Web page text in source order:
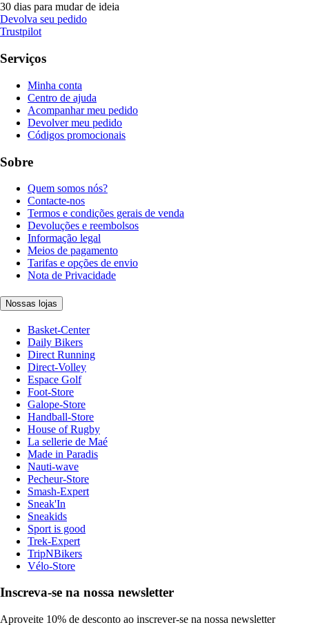
30 dias para mudar de ideia
Devolva seu pedido
Trustpilot
Serviços
Minha conta
Centro de ajuda
Acompanhar meu pedido
Devolver meu pedido
Códigos promocionais
Sobre
Quem somos nós?
Contacte-nos
Termos e condições gerais de venda
Devoluções e reembolsos
Informação legal
Meios de pagamento
Tarifas e opções de envio
Nota de Privacidade
Nossas lojas
Basket-Center
Daily Bikers
Direct Running
Direct-Volley
Espace Golf
Foot-Store
Galope-Store
Handball-Store
House of Rugby
La sellerie de Maé
Made in Paradis
Nauti-wave
Pecheur-Store
Smash-Expert
Sneak'In
Sneakids
Sport is good
Trek-Expert
TripNBikers
Vélo-Store
Inscreva-se na nossa newsletter
Aproveite 10% de desconto ao inscrever-se na nossa newsletter